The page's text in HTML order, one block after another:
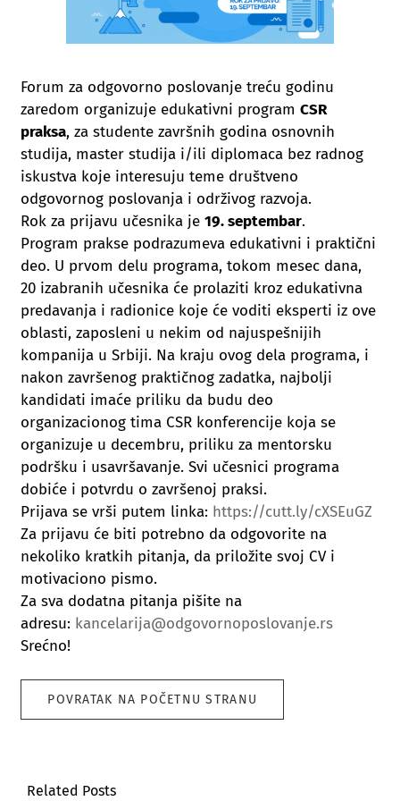
Forum za odgovorno poslovanje treću godinu
zaredom organizuje edukativni programCSR
praksa, za studente završnih godina osnovnih
studija, master studija i/ili diplomaca bez radnog
iskustva koje interesuju teme društveno
odgovornog poslovanja i održivog razvoja.
Rok za prijavu učesnika je19. septembar.
Program prakse podrazumeva edukativni i praktični
deo. U prvom delu programa, tokom mesec dana,
20 izabranih učesnika će prolaziti kroz edukativna
predavanja i radionice koje će voditi eksperti iz ove
oblasti, zaposleni u nekim od najuspešnijih
kompanija u Srbiji. Na kraju ovog dela programa, i
nakon završenog praktičnog zadatka, najbolji
kandidati imaće priliku da budu deo
organizacionog tima CSR konferencije koja se
organizuje u decembru, priliku za mentorsku
podršku i usavršavanje. Svi učesnici programa
dobiće i potvrdu o završenoj praksi.
Prijava se vrši putem linka: https://cutt.ly/cXSEuGZ
Za prijavu će biti potrebno da odgovorite na
nekoliko kratkih pitanja, da priložite svoj CV i
motivaciono pismo.
Za sva dodatna pitanja pišite na
adresu: kancelarija@odgovornoposlovanje.rs
Srećno!
POVRATAK NA POČETNU STRANU
Related Posts